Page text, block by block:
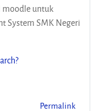
moodle untuk
System SMK Negeri
Permalink